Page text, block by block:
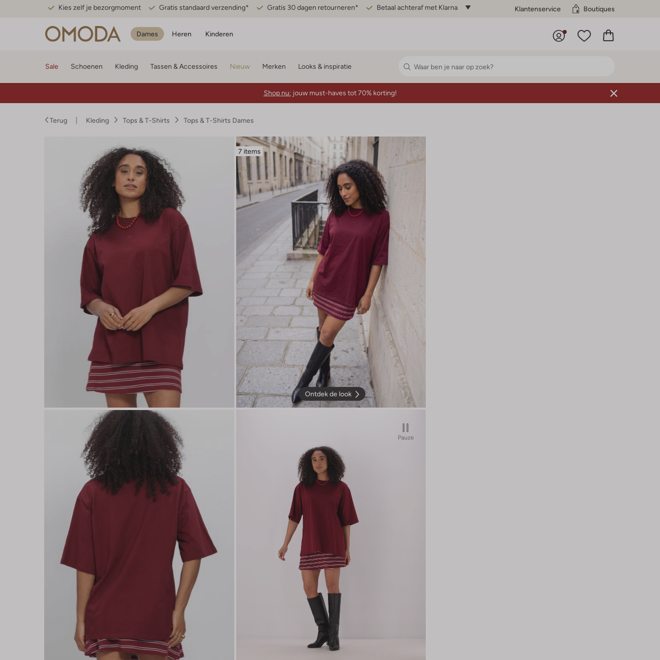
Kies zelf je bezorgmoment Gratis standaard verzending* Gratis 30 dagen retourneren* Betaal achteraf met Klarna Klantenservice Boutiques
Dames Heren Kinderen
Sale Schoenen Kleding Tassen & Accessoires Nieuw Merken Looks & inspiratie
Shop nu: jouw must-haves tot 70% korting!
Terug Kleding Tops & T-Shirts Tops & T-Shirts Dames
7 items
Ontdek de look
Pauze